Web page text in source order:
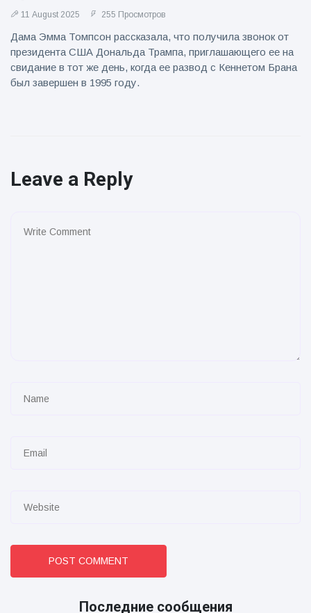
11 August 2025 255 Просмотров
Дама Эмма Томпсон рассказала, что получила звонок от
президента США Дональда Трампа, приглашающего ее на
свидание в тот же день, когда ее развод с Кеннетом Брана
был завершен в 1995 году.
Leave a Reply
POST COMMENT
Последние сообщения